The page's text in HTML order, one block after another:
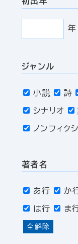
年
ジャンル
小説 詩
シナリオ
ノンフィク
著者名
あ行 か
は行 ま
全解除